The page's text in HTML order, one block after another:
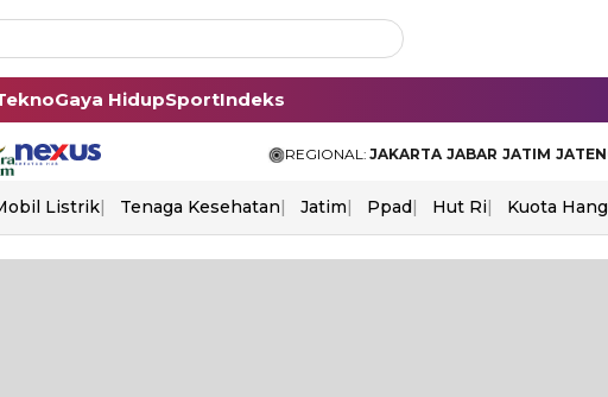
Gaya HidupSportIndeks
REGIONAL: JAKARTA JABAR JATIM
Listrik Tenaga Kesehatan Jatim Ppad Hut Ri Kuota